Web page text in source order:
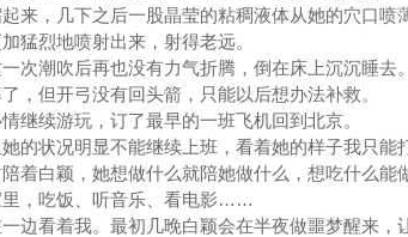
来，几下之后一股晶莹的粘稠液体从她的穴口喷
猛烈地喷射出来，射得老远。
次潮吹后再也没有力气折腾，倒在床上沉沉睡去
，但开弓没有回头箭，只能以后想办法补救。
继续游玩，订了最早的一班飞机回到北京。
的状况明显不能继续上班，看着她的样子我只能
着白颖，她想做什么就陪她做什么，想吃什么能
里，吃饭、听音乐、看电影……
边看着我。最初几晚白颖会在半夜做噩梦醒来，